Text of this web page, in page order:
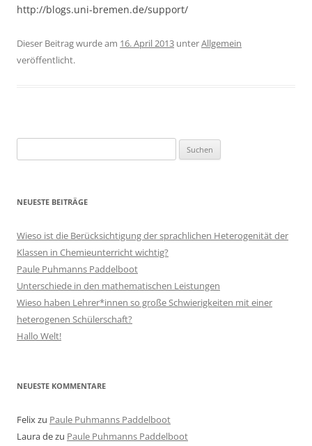
http://blogs.uni-bremen.de/support/
Dieser Beitrag wurde am 16. April 2013 unterAllgemein
veröffentlicht.
nach:
NEUESTE BEITRÄGE
Wieso ist die Berücksichtigung der sprachlichen Heterogenität der
Klassen in Chemieunterricht wichtig?
Paule Puhmanns Paddelboot
Unterschiede in den mathematischen Leistungen
Wieso haben Lehrer*innen so große Schwierigkeiten mit einer
heterogenen Schülerschaft?
Hallo Welt!
NEUESTE KOMMENTARE
Felixzu Paule Puhmanns Paddelboot
Laura dezu Paule Puhmanns Paddelboot